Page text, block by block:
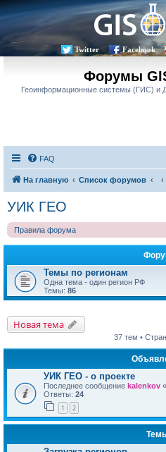
Twitter Facebook
Форумы
Геоинформационные системы (ГИС) и
FAQ
На главную Список форумов
УИК ГЕО
Правила форума
Темы по регионам
Одна тема - один регион РФ
Темы: 86
Новая тема
37 тем •
УИК ГЕО - о проекте
Последнее сообщение kalenkov «
Ответы: 24
1 2